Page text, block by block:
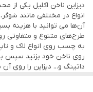
دیزاین ناخن اکلیل یکی از
انواع در مختلفی مانند
آن‌ها می توانید با هزینه
طرح‌های متنوع و متفاوتی
به چسب روی انواع لاک و
روی ناخن خود بزنید سپس
داتینگ و... دیزاین را روی